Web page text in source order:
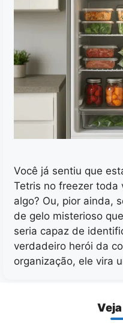
Você já sentiu que
Tetris no freezer toda
algo? Ou, pior ainda,
de gelo misterioso
seria capaz de
verdadeiro herói da
organização, ele vira